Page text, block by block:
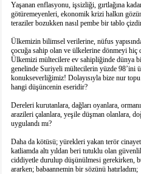
Yaşanan enflasyonu, işsizliği, gırtlağına
götüremeyenleri, ekonomik krizi halkın
teraziler bozukken nasıl pembe bir tablo
Ülkemizin bilimsel verilerine, nüfus
çocuğa sahip olan ve ülkelerine dönmeyi hiç
Ülkemizi mültecilere ev sahipliğinde dünya
genelinde Suriyeli mültecilerin yüzde 98’ini
konukseverliğimiz! Dolayısıyla bize nur topu
hangi düşüncenin eseridir?
Dereleri kurutanlara, dağları oyanlara,
arazileri çalanlara, yeşile düşman olanlara,
uygulandı mı?
Daha da kötüsü; yürekleri yakan terör
katliamda altı yıldan beri tutuklu olan
ciddiyetle durulup düşünülmesi gerekirken,
ararken; babaannemin bir sözünü hatırladım;